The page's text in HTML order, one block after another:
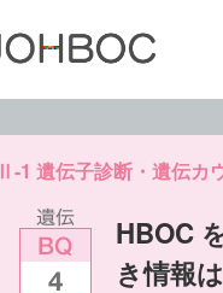
Ⅱ-1 遺伝子診断・遺伝カ
HBOC
き情報